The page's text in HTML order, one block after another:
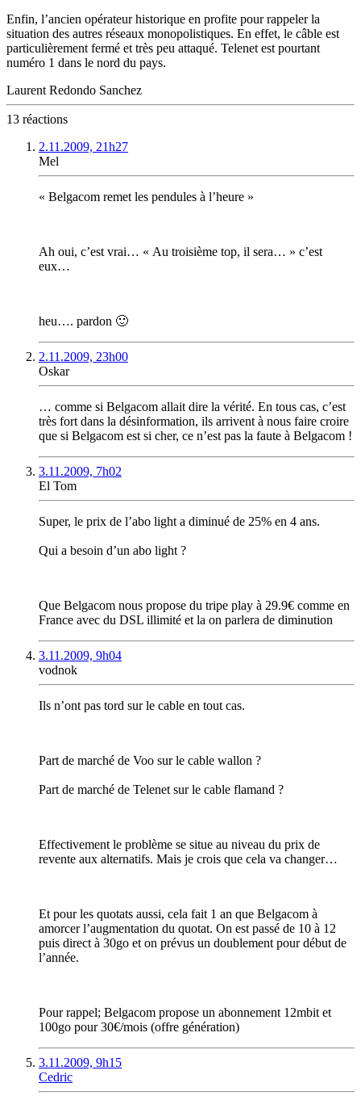
Enfin, l’ancien opérateur historique en profite pour rappeler la
situation des autres réseaux monopolistiques. En effet, le câble est
particulièrement fermé et très peu attaqué. Telenet est pourtant
numéro 1 dans le nord du pays.
Laurent Redondo Sanchez
13 réactions
2.11.2009, 21h27
Mel
« Belgacom remet les pendules à l’heure »
Ah oui, c’est vrai… « Au troisième top, il sera… » c’est
eux…
heu…. pardon 🙂
2.11.2009, 23h00
Oskar
… comme si Belgacom allait dire la vérité. En tous cas, c’est
très fort dans la désinformation, ils arrivent à nous faire croire
que si Belgacom est si cher, ce n’est pas la faute à Belgacom !
3.11.2009, 7h02
El Tom
Super, le prix de l’abo light a diminué de 25% en 4 ans.
Qui a besoin d’un abo light ?
Que Belgacom nous propose du tripe play à 29.9€ comme en
France avec du DSL illimité et la on parlera de diminution
3.11.2009, 9h04
vodnok
Ils n’ont pas tord sur le cable en tout cas.
Part de marché de Voo sur le cable wallon ?
Part de marché de Telenet sur le cable flamand ?
Effectivement le problème se situe au niveau du prix de
revente aux alternatifs. Mais je crois que cela va changer…
Et pour les quotats aussi, cela fait 1 an que Belgacom à
amorcer l’augmentation du quotat. On est passé de 10 à 12
puis direct à 30go et on prévus un doublement pour début de
l’année.
Pour rappel; Belgacom propose un abonnement 12mbit et
100go pour 30€/mois (offre génération)
3.11.2009, 9h15
Cedric